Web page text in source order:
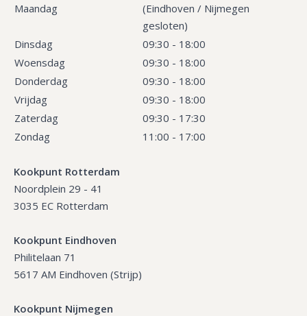
Maandag
(Eindhoven / Nijmegen
gesloten)
Dinsdag
09:30 - 18:00
Woensdag
09:30 - 18:00
Donderdag
09:30 - 18:00
Vrijdag
09:30 - 18:00
Zaterdag
09:30 - 17:30
Zondag
11:00 - 17:00
Kookpunt Rotterdam
Noordplein 29 - 41
3035 EC Rotterdam
Kookpunt Eindhoven
Philitelaan 71
5617 AM Eindhoven (Strijp)
Kookpunt Nijmegen